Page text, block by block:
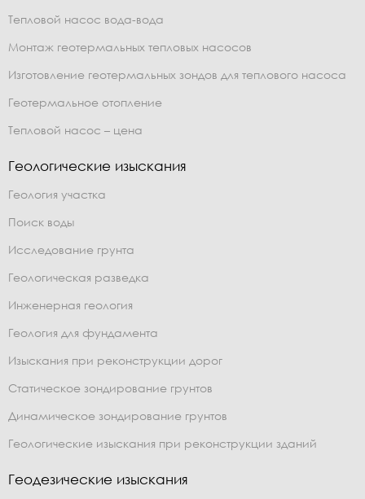
Тепловой насос вода-вода
Монтаж геотермальных тепловых насосов
Изготовление геотермальных зондов для теплового насоса
Геотермальное отопление
Тепловой насос – цена
Геологические изыскания
Геология участка
Поиск воды
Исследование грунта
Геологическая разведка
Инженерная геология
Геология для фундамента
Изыскания при реконструкции дорог
Статическое зондирование грунтов
Динамическое зондирование грунтов
Геологические изыскания при реконструкции зданий
Геодезические изыскания